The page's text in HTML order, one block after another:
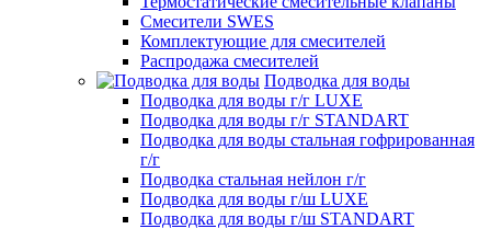
Смесители SWES
Комплектующие для смесителей
Распродажа смесителей
Подводка для воды
Подводка для воды г/г LUXE
Подводка для воды г/г STANDART
Подводка для воды стальная гофрированная
г/г
Подводка стальная нейлон г/г
Подводка для воды г/ш LUXE
Подводка для воды г/ш STANDART